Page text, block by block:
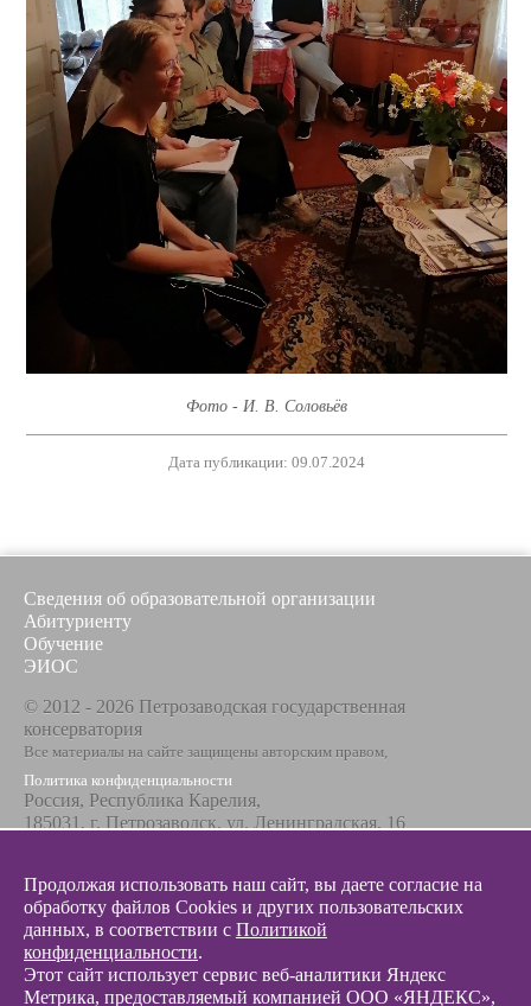
Фото - И. В. Соловьёв
Дата публикации: 09.07.2024
Сведения об образовательной организации
Абитуриенту
Обучение
ЭИОС
© 2012 - 2026 Петрозаводская государственная
консерватория
Все материалы на сайте защищены авторским правом,
Политика конфиденциальности
Россия, Республика Карелия,
185031, г. Петрозаводск, ул. Ленинградская, 16
+7 8142 67-23-67
Эл. почта
info@glazunovcons.ru
Продолжая использовать наш сайт, вы даете согласие на
обработку файлов Cookies и других пользовательских
данных, в соответствии с Политикой
конфиденциальности.
Этот сайт использует сервис веб-аналитики Яндекс
Метрика, предоставляемый компанией ООО «ЯНДЕКС»,